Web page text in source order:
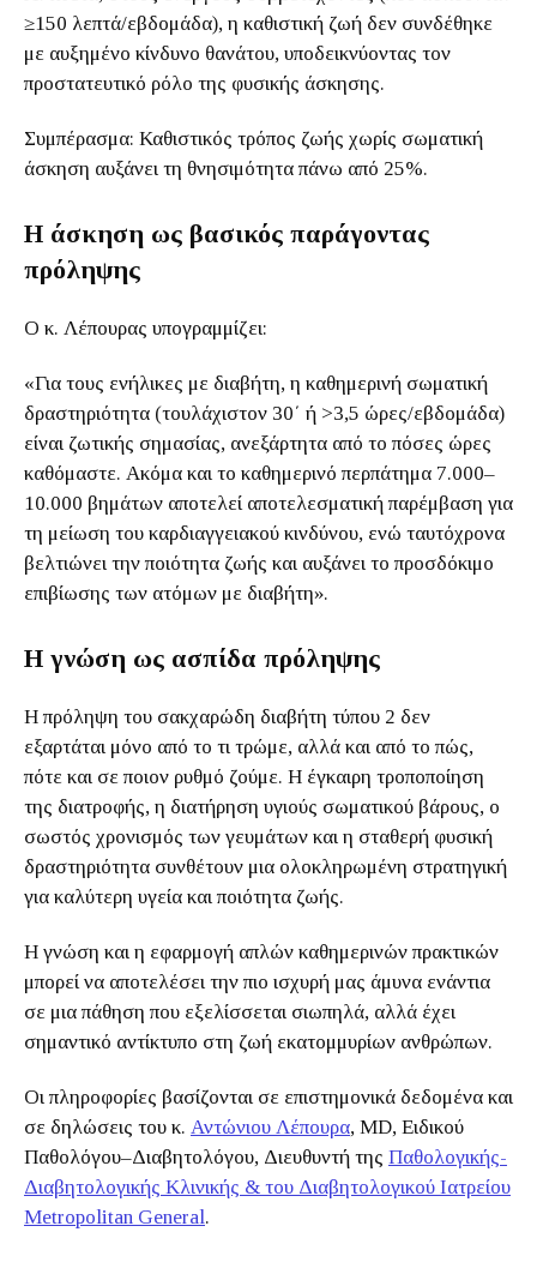
≥150 λεπτά/εβδομάδα), η καθιστική ζωή δεν συνδέθηκε
με αυξημένο κίνδυνο θανάτου, υποδεικνύοντας τον
προστατευτικό ρόλο της φυσικής άσκησης.
Συμπέρασμα: Καθιστικός τρόπος ζωής χωρίς σωματική
άσκηση αυξάνει τη θνησιμότητα πάνω από 25%.
Η άσκηση ως βασικός παράγοντας
πρόληψης
Ο κ. Λέπουρας υπογραμμίζει:
«Για τους ενήλικες με διαβήτη, η καθημερινή σωματική
δραστηριότητα (τουλάχιστον 30΄ ή >3,5 ώρες/εβδομάδα)
είναι ζωτικής σημασίας, ανεξάρτητα από το πόσες ώρες
καθόμαστε. Ακόμα και το καθημερινό περπάτημα 7.000–
10.000 βημάτων αποτελεί αποτελεσματική παρέμβαση για
τη μείωση του καρδιαγγειακού κινδύνου, ενώ ταυτόχρονα
βελτιώνει την ποιότητα ζωής και αυξάνει το προσδόκιμο
επιβίωσης των ατόμων με διαβήτη».
Η γνώση ως ασπίδα πρόληψης
Η πρόληψη του σακχαρώδη διαβήτη τύπου 2 δεν
εξαρτάται μόνο από το τι τρώμε, αλλά και από το πώς,
πότε και σε ποιον ρυθμό ζούμε. Η έγκαιρη τροποποίηση
της διατροφής, η διατήρηση υγιούς σωματικού βάρους, ο
σωστός χρονισμός των γευμάτων και η σταθερή φυσική
δραστηριότητα συνθέτουν μια ολοκληρωμένη στρατηγική
για καλύτερη υγεία και ποιότητα ζωής.
Η γνώση και η εφαρμογή απλών καθημερινών πρακτικών
μπορεί να αποτελέσει την πιο ισχυρή μας άμυνα ενάντια
σε μια πάθηση που εξελίσσεται σιωπηλά, αλλά έχει
σημαντικό αντίκτυπο στη ζωή εκατομμυρίων ανθρώπων.
Οι πληροφορίες βασίζονται σε επιστημονικά δεδομένα και
σε δηλώσεις του κ. Αντώνιου Λέπουρα, MD, Ειδικού
Παθολόγου–Διαβητολόγου, Διευθυντή της Παθολογικής-
Διαβητολογικής Κλινικής & του Διαβητολογικού Ιατρείου
Metropolitan General.